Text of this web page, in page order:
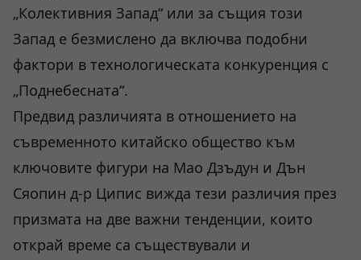
„Колективния Запад“ или за същия този
Запад е безмислено да включва подобни
фактори в технологическата конкуренция с
„Поднебесната“.
Предвид различията в отношението на
съвременното китайско общество към
ключовите фигури на Мао Дзъдун и Дън
Сяопин д-р Ципис вижда тези различия през
призмата на две важни тенденции, които
открай време са съществували и